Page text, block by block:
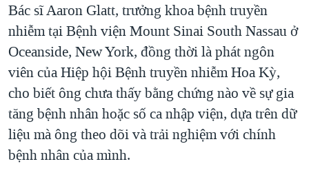
Bác sĩ Aaron Glatt, trưởng khoa bệnh truyền
nhiễm tại Bệnh viện Mount Sinai South Nassau ở
Oceanside, New York, đồng thời là phát ngôn
viên của Hiệp hội Bệnh truyền nhiễm Hoa Kỳ,
cho biết ông chưa thấy bằng chứng nào về sự gia
tăng bệnh nhân hoặc số ca nhập viện, dựa trên dữ
liệu mà ông theo dõi và trải nghiệm với chính
bệnh nhân của mình.